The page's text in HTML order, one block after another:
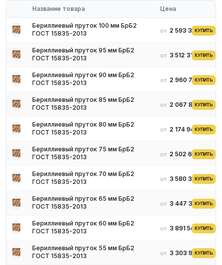
Название товара Цена
Бериллиевый пруток 100 мм БрБ2
ГОСТ 15835-2013
от 2 593 338 ₽
КУПИТЬ
Бериллиевый пруток 95 мм БрБ2
ГОСТ 15835-2013
от 3 512 313 ₽КУПИТЬ
Бериллиевый пруток 90 мм БрБ2
ГОСТ 15835-2013
от 2 960 755 ₽КУПИТЬ
Бериллиевый пруток 85 мм БрБ2
ГОСТ 15835-2013
от 2 067 833 ₽
КУПИТЬ
Бериллиевый пруток 80 мм БрБ2
ГОСТ 15835-2013
от 2 174 947 ₽КУПИТЬ
Бериллиевый пруток 75 мм БрБ2
ГОСТ 15835-2013
от 2 502 660 ₽
КУПИТЬ
Бериллиевый пруток 70 мм БрБ2
ГОСТ 15835-2013
от 3 580 300 ₽
КУПИТЬ
Бериллиевый пруток 65 мм БрБ2
ГОСТ 15835-2013
от 3 447 351 ₽КУПИТЬ
Бериллиевый пруток 60 мм БрБ2
ГОСТ 15835-2013
от 3 891 544 ₽КУПИТЬ
Бериллиевый пруток 55 мм БрБ2
ГОСТ 15835-2013
от 3 303 992 ₽
КУПИТЬ